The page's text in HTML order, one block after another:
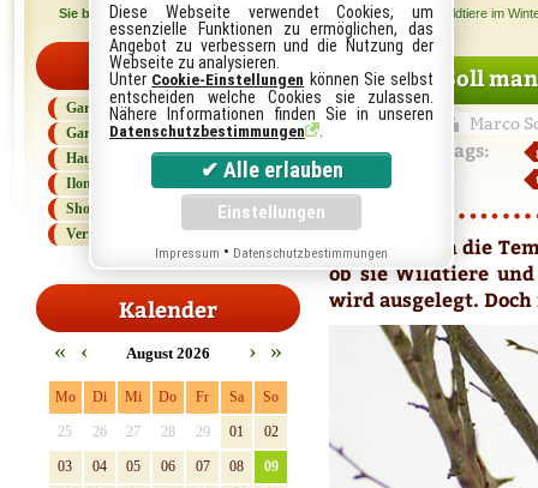
Sie befinden sich hier: Startseite›Garten› Soll man Vögel und Wildtiere im
Kategorien
Garten
Gartenlexikon
Haus und Haushalt
Ilonas Kolumne
Shopping Tipps
Vermischtes
Kalender
« ‹ August 2026 »
›
Mo Di Mi Do Fr Sa So
25 26 27 28 29 01 02
03 04 05 06 07 08 09
Feb
06
Soll
Marco
Tags:
Kaum sinken die
ob sie Wildtiere
wird ausgelegt.
Diese Webseite verwendet Cookies, um
essenzielle Funktionen zu ermöglichen, das
Angebot zu verbessern und die Nutzung der
Webseite zu analysieren.
Unter Cookie-Einstellungen können Sie selbst
entscheiden welche Cookies sie zulassen.
Nähere Informationen finden Sie in unseren
Datenschutzbestimmungen
Impressum • Datenschutzbestimmungen